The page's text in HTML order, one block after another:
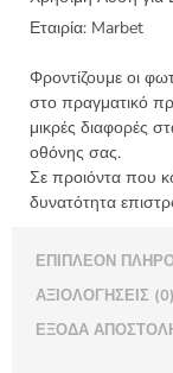
APU01947
Εταιρία: Marbet
Φροντίζουμε οι
στο πραγματικό
μικρές διαφορές
οθόνης σας.
Σε προιόντα που
δυνατότητα
ΕΠΙΠΛΈΟΝ
ΑΞΙΟΛΟΓΉΣΕΙΣ (0)
ΈΞΟΔΑ